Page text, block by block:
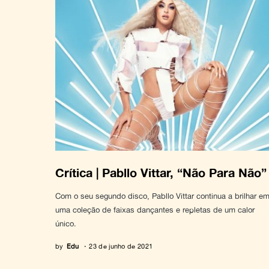
Crítica | Pabllo Vittar, “Não Para Não”
Com o seu segundo disco, Pabllo Vittar continua a brilhar em
uma coleção de faixas dançantes e repletas de um calor
único.
by Edu 23 de junho de 2021